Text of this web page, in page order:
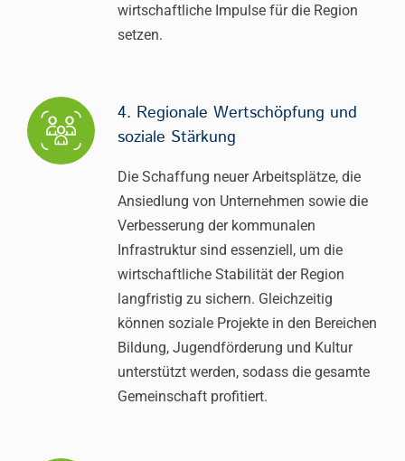
wirtschaftliche Impulse für die Region
setzen.
4. Regionale Wertschöpfung und
soziale Stärkung
Die Schaffung neuer Arbeitsplätze, die
Ansiedlung von Unternehmen sowie die
Verbesserung der kommunalen
Infrastruktur sind essenziell, um die
wirtschaftliche Stabilität der Region
langfristig zu sichern. Gleichzeitig
können soziale Projekte in den Bereichen
Bildung, Jugendförderung und Kultur
unterstützt werden, sodass die gesamte
Gemeinschaft profitiert.